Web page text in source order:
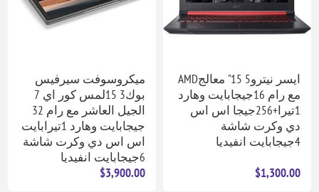
ايسر نيترو5 15" معالجAMD
مع رام 16جيجابايت وهارد
1تيرا+256جيجا اس اس
دي وكرت شاشة
4جيجابايت انفيديا
$1,300.00
ميكروسوفت سيرفيس
بوك3 15لمس كور اي 7
الجيل العاشر مع رام 32
جيجابايت وهارد 1تيرابايت
اس اس دي وكرت شاشة
6جيجابايت انفيديا
$3,900.00